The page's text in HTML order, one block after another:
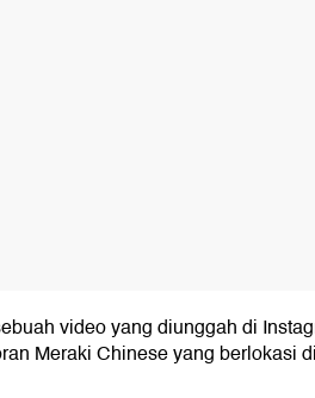
video yang diunggah di
Meraki Chinese yang berlokasi